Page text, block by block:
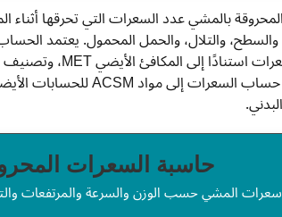
بالمشي عدد السعرات التي تحرقها
والسطح، والتلال، والحمل المحمول. يعتمد
حاسبة السعرات
المشي حسب الوزن والسرعة والمرتفعات